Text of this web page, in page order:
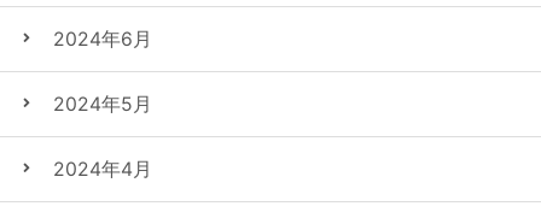
2024年6月
2024年5月
2024年4月